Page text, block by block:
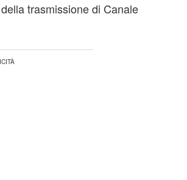
trasmissione di Canale